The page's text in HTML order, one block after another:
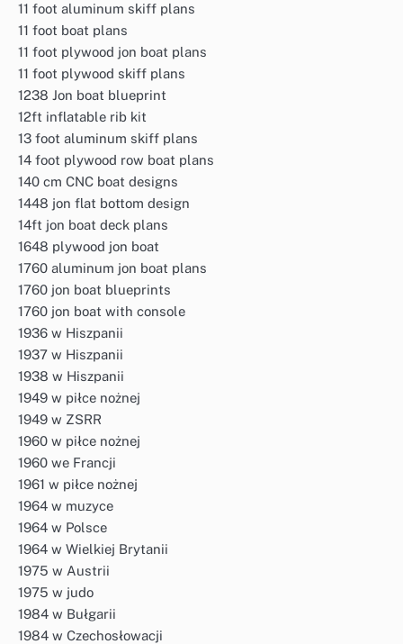
11 foot aluminum skiff plans
11 foot boat plans
11 foot plywood jon boat plans
11 foot plywood skiff plans
1238 Jon boat blueprint
12ft inflatable rib kit
13 foot aluminum skiff plans
14 foot plywood row boat plans
140 cm CNC boat designs
1448 jon flat bottom design
14ft jon boat deck plans
1648 plywood jon boat
1760 aluminum jon boat plans
1760 jon boat blueprints
1760 jon boat with console
1936 w Hiszpanii
1937 w Hiszpanii
1938 w Hiszpanii
1949 w piłce nożnej
1949 w ZSRR
1960 w piłce nożnej
1960 we Francji
1961 w piłce nożnej
1964 w muzyce
1964 w Polsce
1964 w Wielkiej Brytanii
1975 w Austrii
1975 w judo
1984 w Bułgarii
1984 w Czechosłowacji